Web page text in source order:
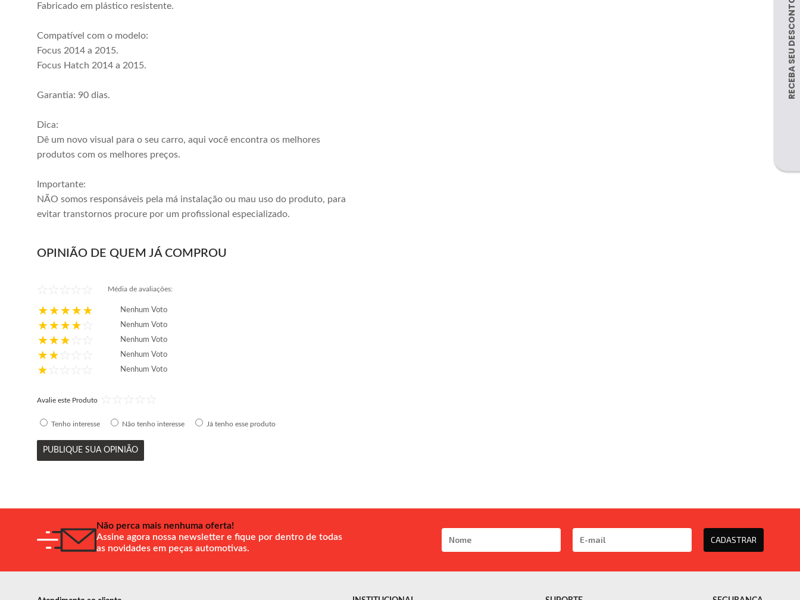
Fabricado em plástico resistente.
Compatível com o modelo:
Focus 2014 a 2015.
Focus Hatch 2014 a 2015.
Garantia: 90 dias.
Dica:
Dê um novo visual para o seu carro, aqui você encontra os melhores
produtos com os melhores preços.
Importante:
NÃO somos responsáveis pela má instalação ou mau uso do produto, para
evitar transtornos procure por um profissional especializado.
OPINIÃO DE QUEM JÁ COMPROU
Média de avaliações:
Nenhum Voto
Nenhum Voto
Nenhum Voto
Nenhum Voto
Nenhum Voto
Avalie este Produto
Tenho interesse Não tenho interesse Já tenho esse produto
PUBLIQUE SUA OPINIÃO
Não perca mais nenhuma oferta!
Assine agora nossa newsletter e fique por dentro de todas
as novidades em peças automotivas.
CADASTRAR